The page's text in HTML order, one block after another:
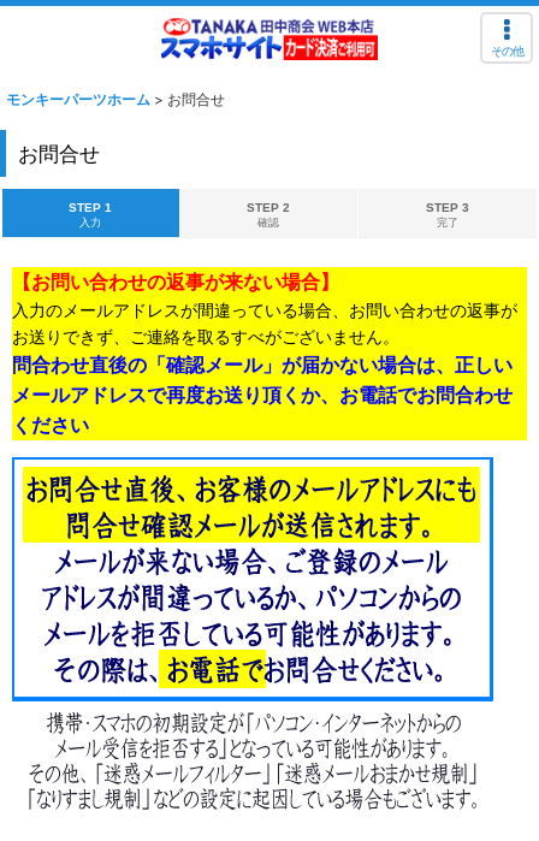
その他
モンキーパーツホーム > お問合せ
お問合せ
STEP 1
入力
STEP 2
確認
STEP 3
完了
【お問い合わせの返事が来ない場合】
入力のメールアドレスが間違っている場合、お問い合わせの返事が
お送りできず、ご連絡を取るすべがございません。
問合わせ直後の「確認メール」が届かない場合は、正しい
メールアドレスで再度お送り頂くか、お電話でお問合わせ
ください